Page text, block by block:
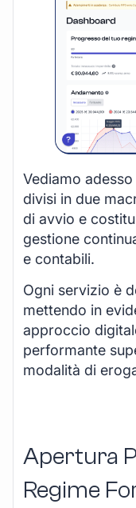
Vediamo
divisi in due
di avvio e
gestione
e contabili.
Ogni servizio è
mettendo in
approccio
performante
modalità di
Apertura
Regime